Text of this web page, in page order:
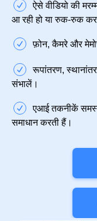
ऐसे वीडियो की
आ रही हो या रुक-रुक
फ़ोन, कैमरे और
रूपांतरण,
संभालें।
एआई तकनीकें
समाधान करती हैं।